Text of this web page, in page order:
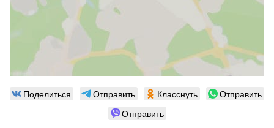
Поделиться Отправить Класснуть
Отправить
Отправить